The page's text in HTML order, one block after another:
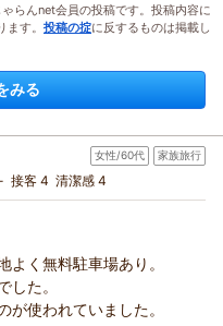
らんnet会員の投稿です。投稿内容に
す。 投稿の掟に反するものは掲載し
みる
女性/60代 家族旅行
接客 4 清潔感 4
よく無料駐車場あり。
した。
使われていました。